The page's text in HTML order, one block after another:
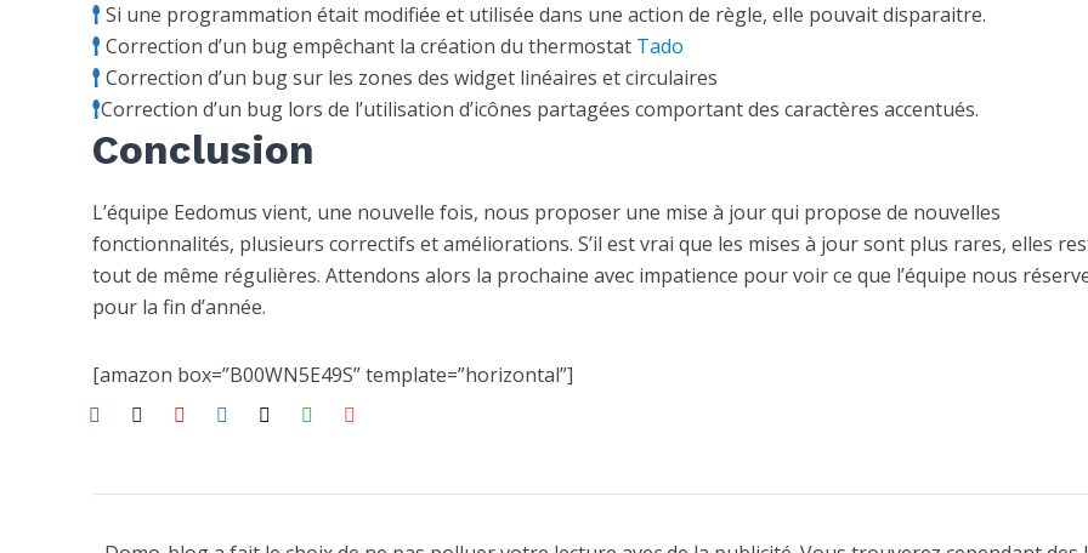
Si une programmation était modifiée et utilisée dans une action de règle, elle pouvait disparaitre.
Correction d’un bug empêchant la création du thermostat Tado
Correction d’un bug sur les zones des widget linéaires et circulaires
Correction d’un bug lors de l’utilisation d’icônes partagées comportant des caractères accentués.
Conclusion
L’équipe Eedomus vient, une nouvelle fois, nous proposer une mise à jour qui propose de nouvelles
fonctionnalités, plusieurs correctifs et améliorations. S’il est vrai que les mises à jour sont plus rares, elles
tout de même régulières. Attendons alors la prochaine avec impatience pour voir ce que l’équipe nous
pour la fin d’année.
[amazon box=”B00WN5E49S” template=”horizontal”]